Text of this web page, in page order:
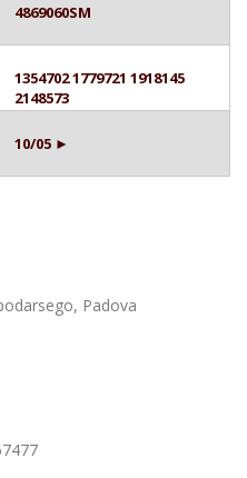
4869060SM
1354702 1779721 1918145
2148573
10/05 ►
Padova